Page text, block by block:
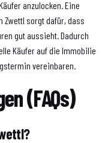
anzulocken. Eine
sorgt dafür, dass
gut aussieht. Dadurch
Käufer auf die Immobilie
vereinbaren.
(FAQs)